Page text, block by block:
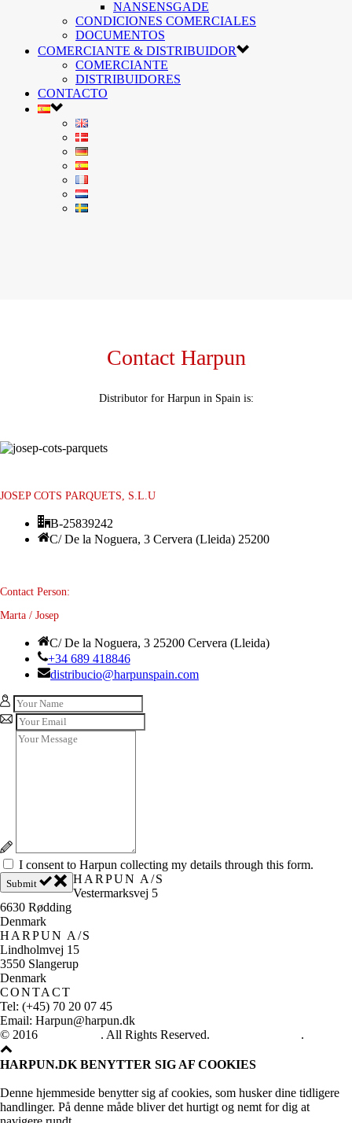
NANSENSGADE
CONDICIONES COMERCIALES
DOCUMENTOS
COMERCIANTE & DISTRIBUIDOR
COMERCIANTE
DISTRIBUIDORES
CONTACTO
Contact Harpun
Distributor for Harpun in Spain is:
JOSEP COTS PARQUETS, S.L.U
B-25839242
C/ De la Noguera, 3 Cervera (Lleida) 25200
Contact Person:
Marta / Josep
C/ De la Noguera, 3 25200 Cervera (Lleida)
+34 689 418846
distribucio@harpunspain.com
I consent to Harpun collecting my details through this form.
Submit
HARPUN A/S
Vestermarksvej 5
6630 Rødding
Denmark
HARPUN A/S
Lindholmvej 15
3550 Slangerup
Denmark
CONTACT
Tel: (+45) 70 20 07 45
Email: Harpun@harpun.dk
© 2016
. All Rights Reserved. .
HARPUN.DK BENYTTER SIG AF COOKIES
Denne hjemmeside benytter sig af cookies, som husker dine tidligere
handlinger. På denne måde bliver det hurtigt og nemt for dig at